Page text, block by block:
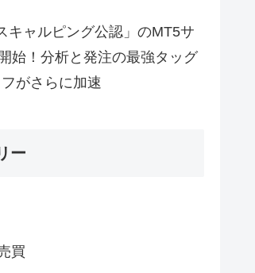
キャルピング公認」のMT5サ
始！分析と発注の最強タッグ
がさらに加速
ー
買